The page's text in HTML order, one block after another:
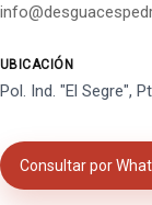
UBICACIÓN
Pol. Ind. "El Segre",
Consultar por